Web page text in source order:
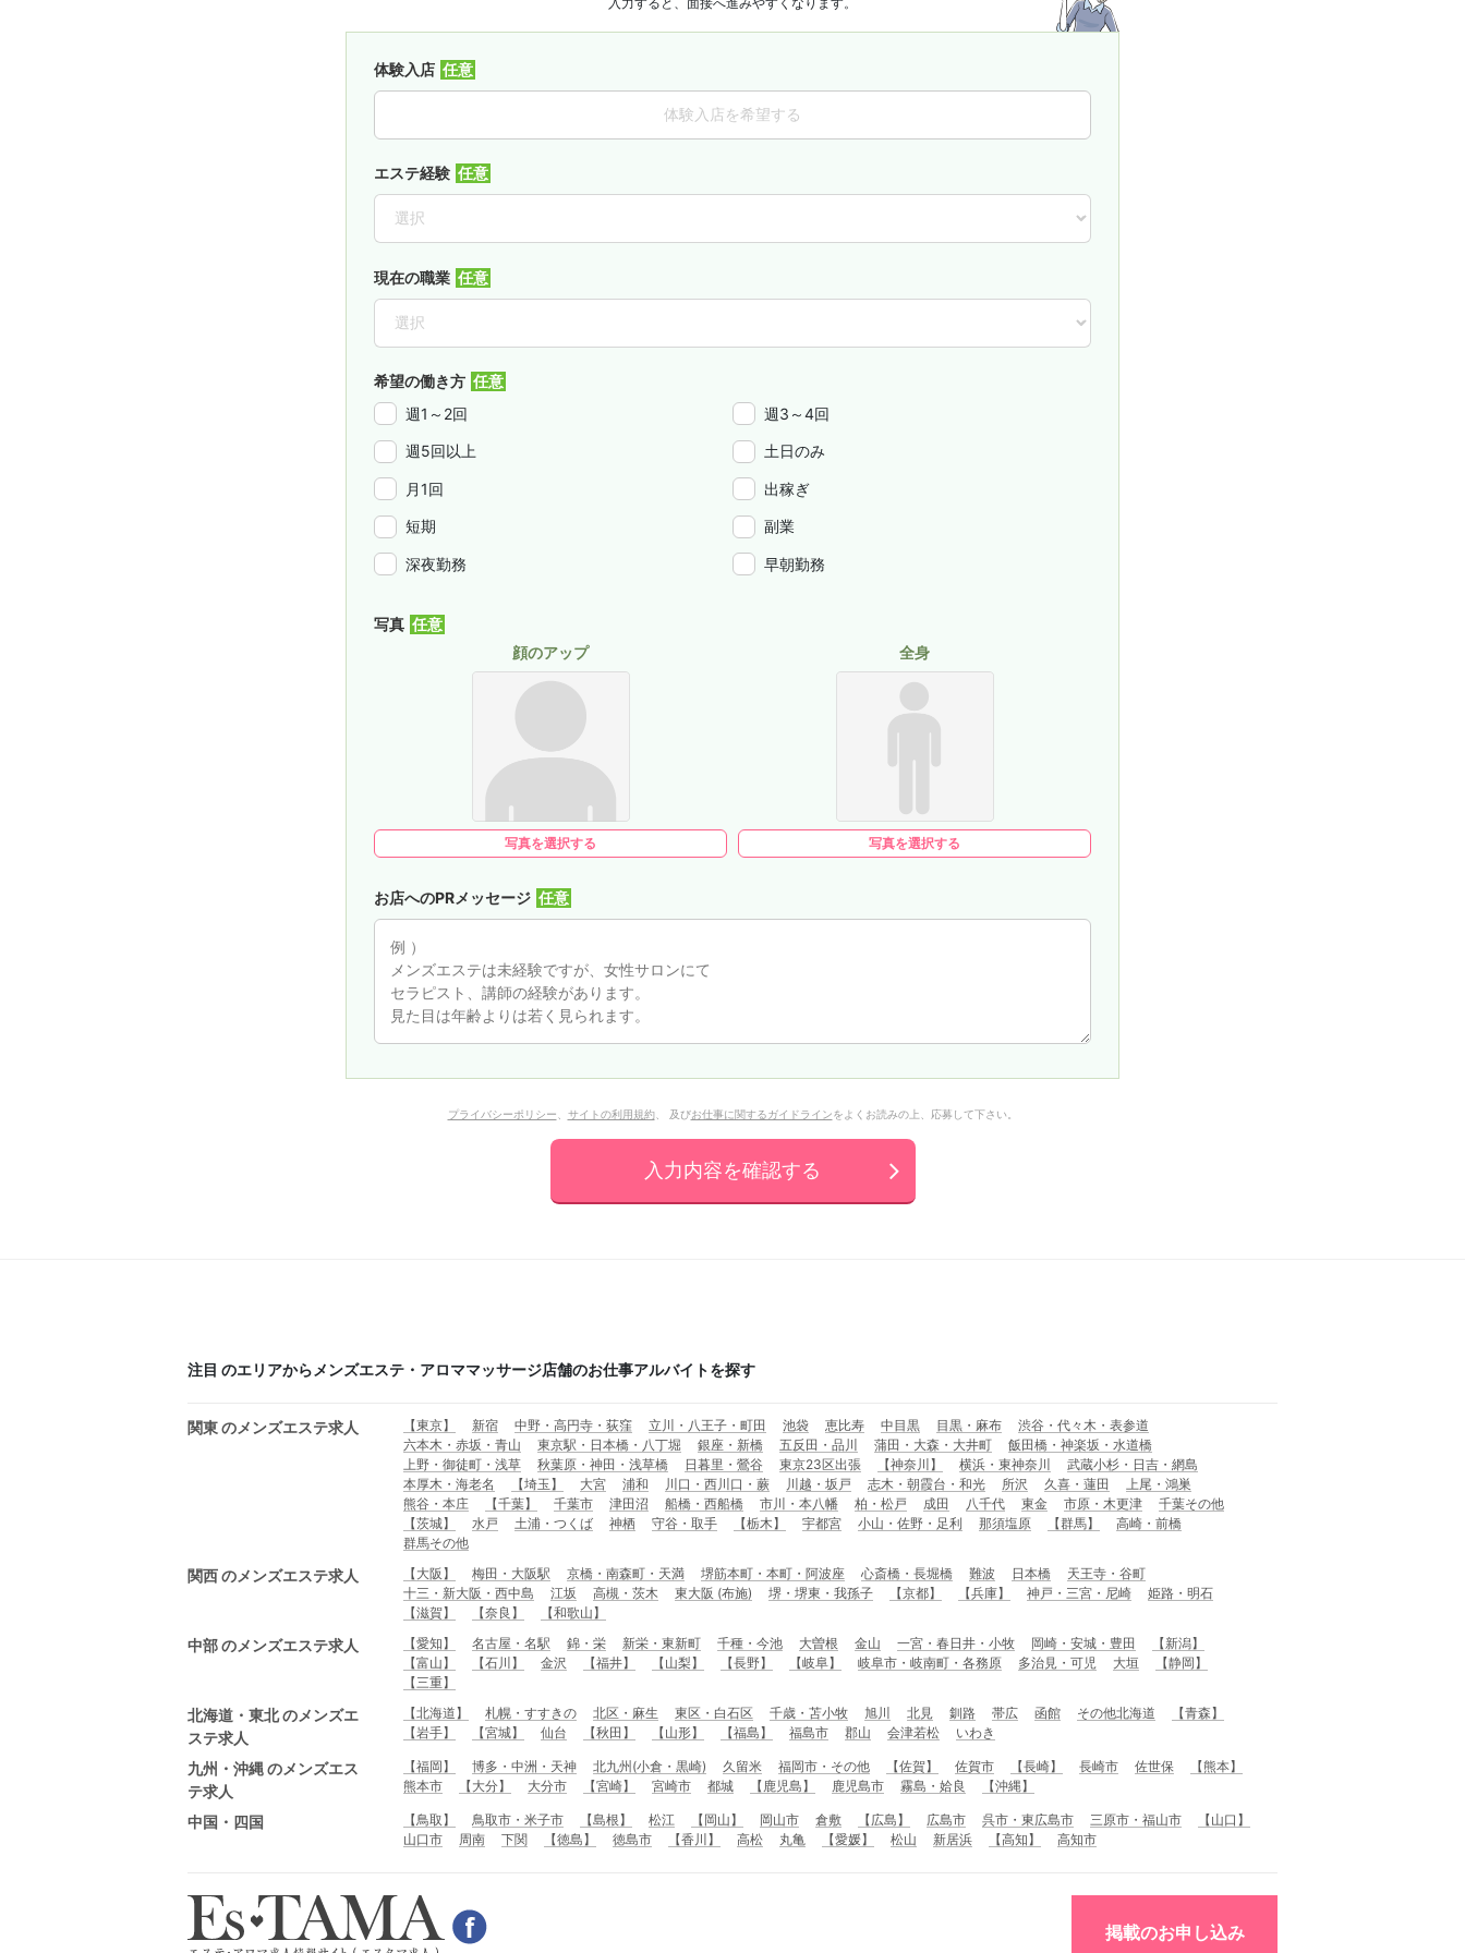
体験入店
体験入店を希望する
エステ経験
現在の職業
希望の働き方
週1～2回
週3～4回
週5回以上 土日のみ
月1回 出稼ぎ
短期 副業
深夜勤務 早朝勤務
写真
顔のアップ
写真を選択する
全身
写真を選択する
お店へのPRメッセージ
プライバシーポリシー サイトの利用規約、 及びお仕事に関するガイドラインをよくお読みの上、応募して下さい。
入力内容を確認する
注目 のエリアからメンズエステ・アロママッサージ店舗のお仕事アルバイトを探す
関東 のメンズエステ求人 【東京】 新宿 中野・高円寺・荻窪 立川・八王子・町田 池袋 恵比寿 中目黒 目黒・麻布
渋谷・代々木・表参道
六本木・赤坂・青山
東京駅・日本橋・八丁堀 銀座・新橋 五反田・品川 蒲田・大森・大井町
飯田橋・神楽坂・水道橋
上野・御徒町・浅草
秋葉原・神田・浅草橋 日暮里・鶯谷 東京23区出張 【神奈川】 横浜・東神奈川
武蔵小杉・日吉・網島
本厚木・海老名
【埼玉】 大宮 浦和 川口・西川口・蕨 川越・坂戸 志木・朝霞台・和光 所沢 久喜・蓮田
上尾・鴻巣
熊谷・本庄
【千葉】 千葉市 津田沼 船橋・西船橋 市川・本八幡 柏・松戸 成田 八千代 東金 市原・木更津
千葉その他
【茨城】
水戸 土浦・つくば 神栖 守谷・取手 【栃木】 宇都宮 小山・佐野・足利 那須塩原 【群馬】
高崎・前橋
群馬その他
関西 のメンズエステ求人 【大阪】 梅田・大阪駅 京橋・南森町・天満 堺筋本町・本町・阿波座 心斎橋・長堀橋 難波 日本橋
天王寺・谷町
十三・新大阪・西中島
江坂 高槻・茨木 東大阪 (布施) 堺・堺東・我孫子 【京都】 【兵庫】 神戸・三宮・尼崎
姫路・明石
【滋賀】
【奈良】 【和歌山】
中部 のメンズエステ求人 【愛知】 名古屋・名駅 錦・栄 新栄・東新町 千種・今池 大曽根 金山 一宮・春日井・小牧 岡崎・安城・豊田
【新潟】
【富山】
【石川】 金沢 【福井】 【山梨】 【長野】 【岐阜】 岐阜市・岐南町・各務原 多治見・可児 大垣
【静岡】
【三重】
北海道・東北 のメンズエ
ステ求人
【北海道】 札幌・すすきの 北区・麻生 東区・白石区 千歳・苫小牧 旭川 北見 釧路 帯広 函館 その他北海道
【青森】
【岩手】
【宮城】 仙台 【秋田】 【山形】 【福島】 福島市 郡山 会津若松 いわき
九州・沖縄 のメンズエス
テ求人
【福岡】 博多・中洲・天神 北九州(小倉・黒崎) 久留米 福岡市・その他 【佐賀】 佐賀市 【長崎】 長崎市 佐世保
【熊本】
熊本市
【大分】 大分市 【宮崎】 宮崎市 都城 【鹿児島】 鹿児島市 霧島・姶良 【沖縄】
中国・四国 【鳥取】 鳥取市・米子市 【島根】 松江 【岡山】 岡山市 倉敷 【広島】 広島市 呉市・東広島市 三原市・福山市
【山口】
山口市
周南 下関 【徳島】 徳島市 【香川】 高松 丸亀 【愛媛】 松山 新居浜 【高知】 高知市
掲載のお申し込み